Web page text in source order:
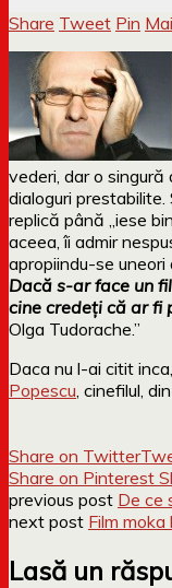
Share Tweet Pin
vederi, dar o
dialoguri
replică până „iese
aceea, îi admir
apropiindu-se uneori
Dacă s-ar face un
cine credeţi că ar fi
Olga Tudorache.”
Daca nu l-ai citit
Popescu , cinefilul,
Share on Twitter
Share on Pinterest
previous post De ce
next post Film moka
Lasă un